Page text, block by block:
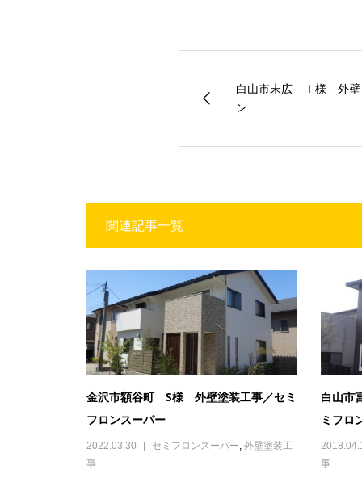
白山市末広 Ｉ様 外壁
ン
関連記事一覧
金沢市額谷町 S様 外壁塗装工事／セミ
フロンスーパー
2022.03.30 セミフロンスーパー, 外壁塗装工
事
白山市
ミフロ
事